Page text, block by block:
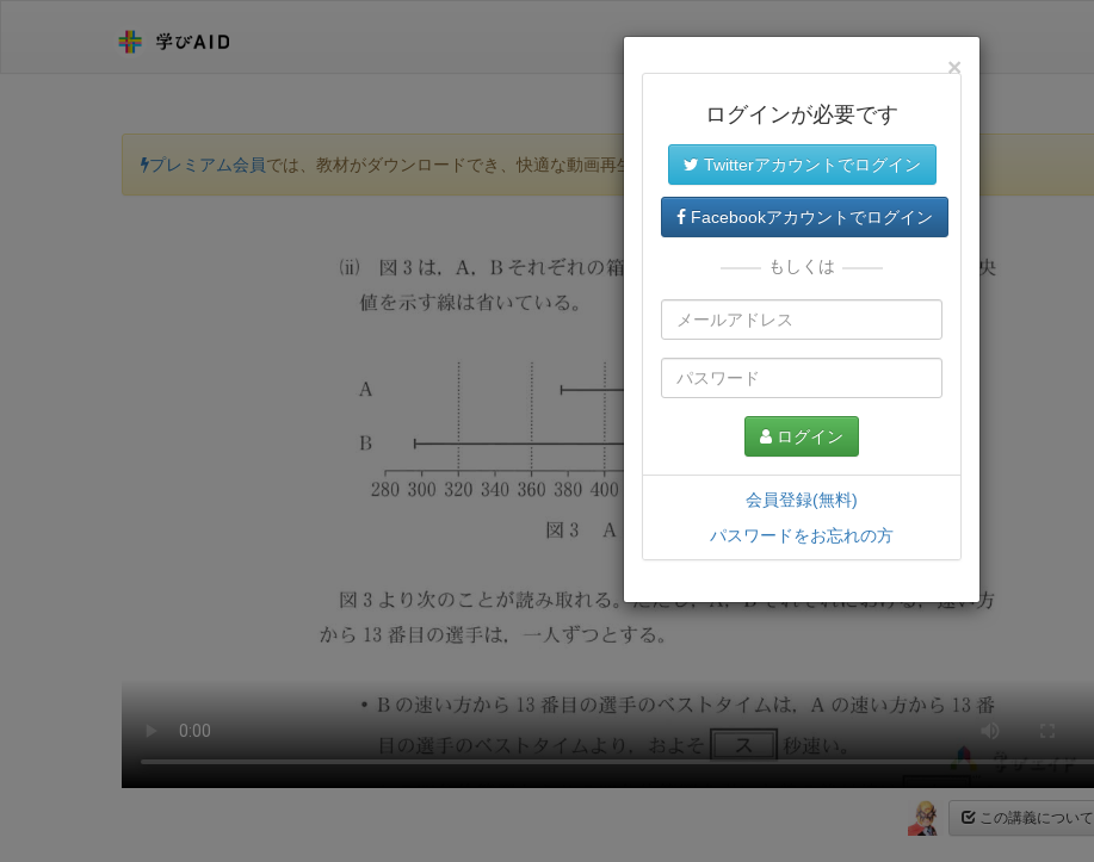
プレミアム会員では、教材がダウンロードでき、快適な動画再生環境が提供されます。
この講義について
×
ログインが必要です
Twitterアカウントでログイン
Facebookアカウントでログイン
もしくは
ログイン
会員登録(無料)
パスワードをお忘れの方